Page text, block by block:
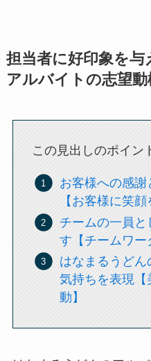
担当者に好印象を
アルバイトの志望
この見出しのポイン
お客様への感謝
【お客様に笑顔
チームの一員
す【チームワー
はなまるうどん
気持ちを表現
動】